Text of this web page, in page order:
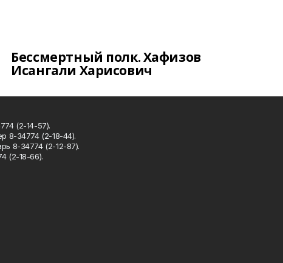
Бессмертный полк. Хафизов
Исангали Харисович
(2-14-57).
8-34774 (2-18-44).
8-34774 (2-12-87).
(2-18-66).